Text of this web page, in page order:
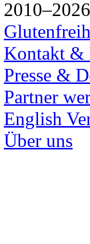
Kontakt &
Presse &
Partner
English
Über uns